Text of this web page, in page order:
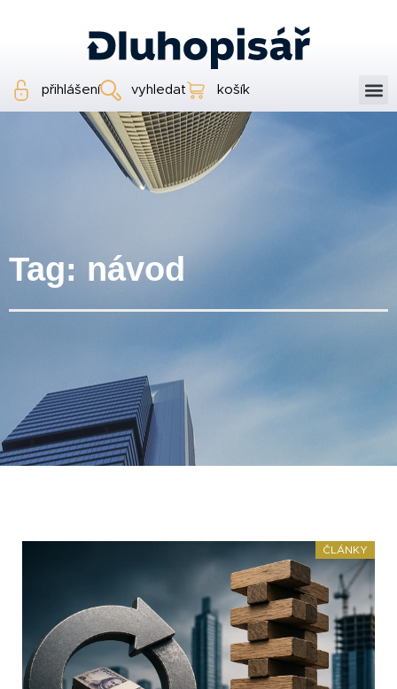
přihlášení vyhledat košík
Tag: návod
ČLÁNKY